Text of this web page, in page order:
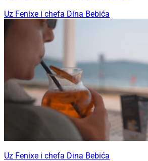
Uz Fenixe i chefa Dina Bebića
Uz Fenixe i chefa Dina Bebića